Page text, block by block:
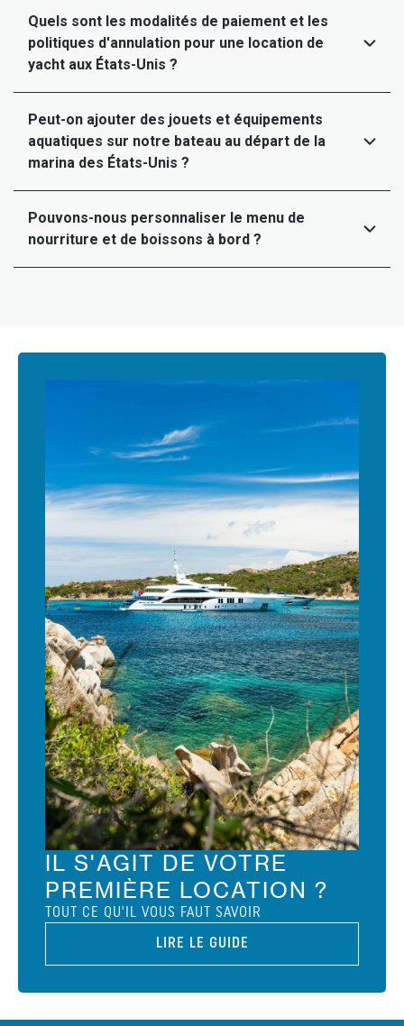
Quels sont les modalités de paiement et les
politiques d'annulation pour une location de
yacht aux États-Unis ?
Peut-on ajouter des jouets et équipements
aquatiques sur notre bateau au départ de la
marina des États-Unis ?
Pouvons-nous personnaliser le menu de
nourriture et de boissons à bord ?
IL S'AGIT DE VOTRE
PREMIÈRE LOCATION ?
TOUT CE QU'IL VOUS FAUT SAVOIR
LIRE LE GUIDE